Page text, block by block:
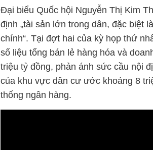
Đại biểu Quốc hội Nguyễn Thị Kim
định „tài sản lớn trong dân, đặc biệt
chính“. Tại đợt hai của kỳ họp thứ
số liệu tổng bán lẻ hàng hóa và
triệu tỷ đồng, phản ánh sức cầu nội
của khu vực dân cư ước khoảng 8
thống ngân hàng.